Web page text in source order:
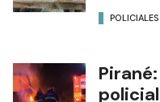
POLICIALES